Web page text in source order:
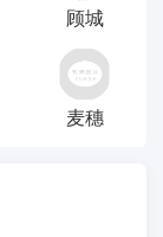
顾城
麦穗